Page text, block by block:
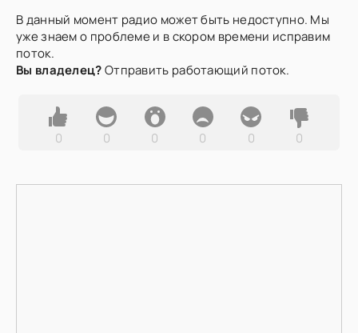
В данный момент радио может быть недоступно. Мы
уже знаем о проблеме и в скором времени исправим
поток.
Вы владелец?Отправить работающий поток.
0 0 0 0 0 0